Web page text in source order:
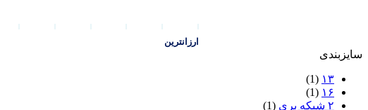
ارزانترین
سایزبندی
۱۳ (1)
۱۶ (1)
۲ شبکه بری
(1)